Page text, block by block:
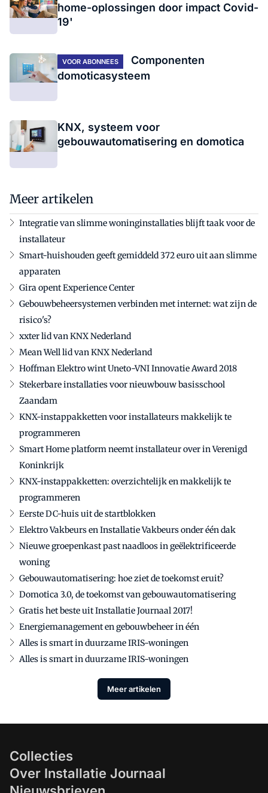
home-oplossingen door impact Covid-
19'
VOOR ABONNEES
Componenten
domoticasysteem
KNX, systeem voor
gebouwautomatisering en domotica
Meer artikelen
Integratie van slimme woninginstallaties blijft taak voor de
installateur
Smart-huishouden geeft gemiddeld 372 euro uit aan slimme
apparaten
Gira opent Experience Center
Gebouwbeheersystemen verbinden met internet: wat zijn de
risico's?
xxter lid van KNX Nederland
Mean Well lid van KNX Nederland
Hoffman Elektro wint Uneto-VNI Innovatie Award 2018
Stekerbare installaties voor nieuwbouw basisschool
Zaandam
KNX-instappakketten voor installateurs makkelijk te
programmeren
Smart Home platform neemt installateur over in Verenigd
Koninkrijk
KNX-instappakketten: overzichtelijk en makkelijk te
programmeren
Eerste DC-huis uit de startblokken
Elektro Vakbeurs en Installatie Vakbeurs onder één dak
Nieuwe groepenkast past naadloos in geëlektrificeerde
woning
Gebouwautomatisering: hoe ziet de toekomst eruit?
Domotica 3.0, de toekomst van gebouwautomatisering
Gratis het beste uit Installatie Journaal 2017!
Energiemanagement en gebouwbeheer in één
Alles is smart in duurzame IRIS-woningen
Alles is smart in duurzame IRIS-woningen
Meer artikelen
Collecties
Over Installatie Journaal